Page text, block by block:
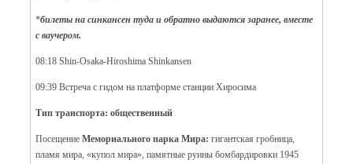
*билеты на синкансен туда и обратно выдаются заранее, вместе
с ваучером.
08:18 Shin-Osaka-Hiroshima Shinkansen
09:39 Встреча с гидом на платформе станции Хиросима
Тип транспорта: общественный
Посещение Мемориального парка Мира: гигантская гробница,
пламя мира, «купол мира», памятные руины бомбардировки 1945